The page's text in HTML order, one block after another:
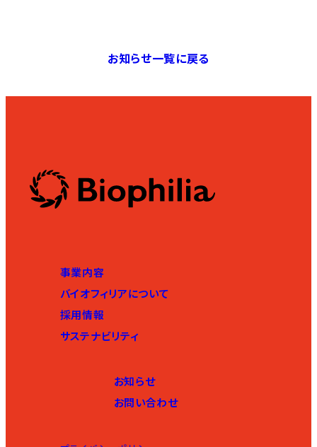
お知らせ一覧に戻る
事業内容
バイオフィリアについて
採用情報
サステナビリティ
お知らせ
お問い合わせ